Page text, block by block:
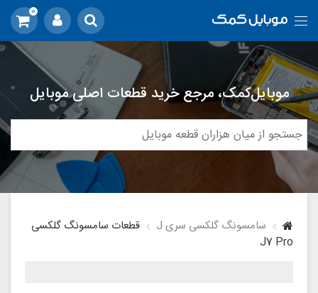
0
موبایل‌کمک، مرجع خرید قطعات اصلی موبایل
سامسونگ گلکسی سری J
قطعات سامسونگ گلکسی
J7 Pro